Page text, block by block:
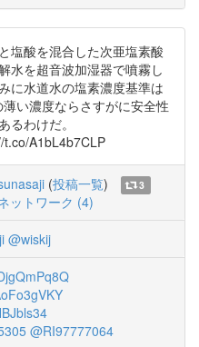
塩酸を混合した次亜塩素酸
水を超音波加湿器で噴霧し
に水道水の塩素濃度基準は
い濃度ならさすがに安全性
るわけだ。
A1bL4b7CLP
(投稿一覧)
3
ットワーク (4)
@wiskij
@RI97777064